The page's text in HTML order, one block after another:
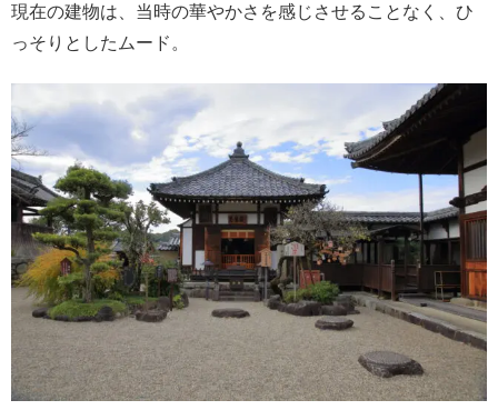
現在の建物は、当時の華やかさを感じさせることなく、ひ
っそりとしたムード。